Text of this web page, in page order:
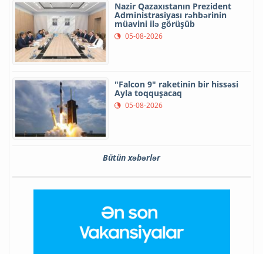
Nazir Qazaxıstanın Prezident
Administrasiyası rəhbərinin
müavini ilə görüşüb
05-08-2026
"Falcon 9" raketinin bir hissəsi
Ayla toqquşacaq
05-08-2026
Bütün xəbərlər